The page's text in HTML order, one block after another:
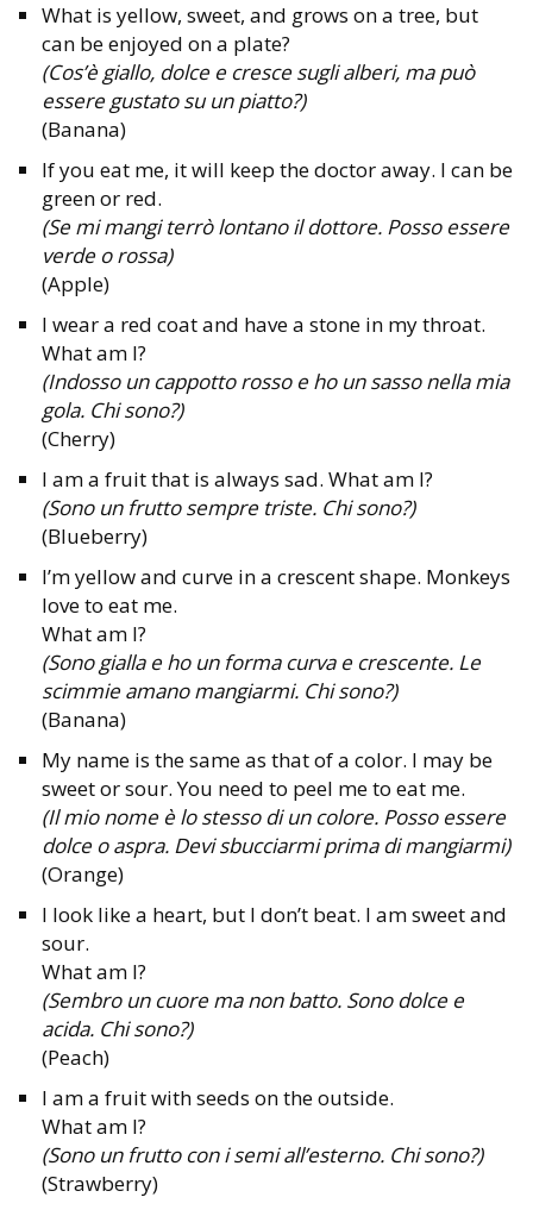
What is yellow, sweet, and grows on a tree, but
can be enjoyed on a plate?
(Cos’è giallo, dolce e cresce sugli alberi, ma può
essere gustato su un piatto?)
(Banana)
If you eat me, it will keep the doctor away. I can be
green or red.
(Se mi mangi terrò lontano il dottore. Posso essere
verde o rossa)
(Apple)
I wear a red coat and have a stone in my throat.
What am I?
(Indosso un cappotto rosso e ho un sasso nella mia
gola. Chi sono?)
(Cherry)
I am a fruit that is always sad. What am I?
(Sono un frutto sempre triste. Chi sono?)
(Blueberry)
I’m yellow and curve in a crescent shape. Monkeys
love to eat me.
What am I?
(Sono gialla e ho un forma curva e crescente. Le
scimmie amano mangiarmi. Chi sono?)
(Banana)
My name is the same as that of a color. I may be
sweet or sour. You need to peel me to eat me.
(Il mio nome è lo stesso di un colore. Posso essere
dolce o aspra. Devi sbucciarmi prima di mangiarmi)
(Orange)
I look like a heart, but I don’t beat. I am sweet and
sour.
What am I?
(Sembro un cuore ma non batto. Sono dolce e
acida. Chi sono?)
(Peach)
I am a fruit with seeds on the outside.
What am I?
(Sono un frutto con i semi all’esterno. Chi sono?)
(Strawberry)